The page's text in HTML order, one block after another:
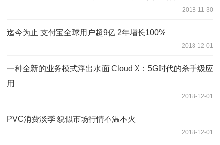
2018-11-30
迄今为止 支付宝全球用户超9亿 2年增长100%
2018-12-01
一种全新的业务模式浮出水面 Cloud X：5G时代的杀手级应
用
2018-12-01
PVC消费淡季 貌似市场行情不温不火
2018-12-01